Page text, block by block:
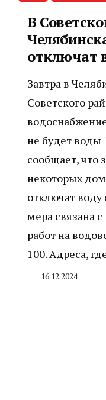
В
отключат
Завтра в
Советского
не будет
сообщает, что
некоторых
отключат воду
мера связана
работ на
100. Адреса,
16.12.2024